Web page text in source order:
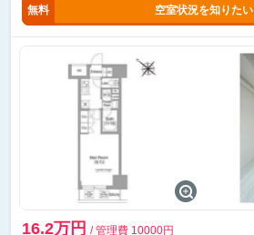
無料 空室状況を知りたい
16.2万円 / 管理費 10000円